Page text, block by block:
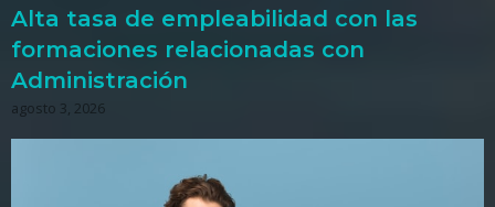
Alta tasa de empleabilidad con las
formaciones relacionadas con
Administración
agosto 3, 2026